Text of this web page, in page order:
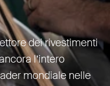
dei rive­stimenti
l’intero
mondiale nelle